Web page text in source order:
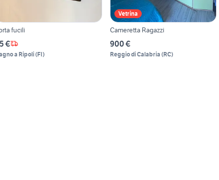
fucili
€
a Ripoli(FI)
Vetrina
Cameretta Ragazzi
900 €
Reggio di Calabria (RC)